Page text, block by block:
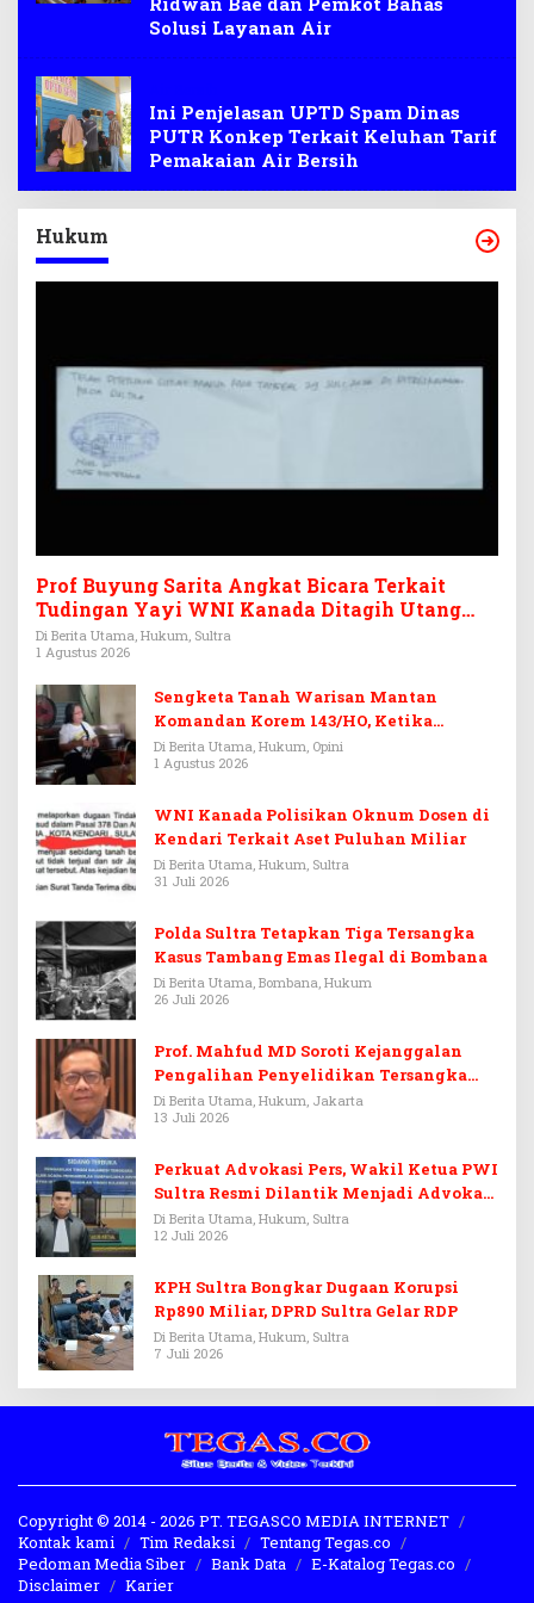
Solusi Layanan Air
Ini Penjelasan UPTD Spam Dinas
PUTR Konkep Terkait Keluhan Tarif
Pemakaian Air Bersih
Hukum
Prof Buyung Sarita Angkat Bicara Terkait
Tudingan Yayi WNI Kanada Ditagih Utang
Rp3,6 Miliar
Di Berita Utama, Hukum, Sultra
1 Agustus 2026
Sengketa Tanah Warisan Mantan
Komandan Korem 143/HO, Ketika
Warisan Menjadi Arena Pemerasan
Di Berita Utama, Hukum, Opini
1 Agustus 2026
WNI Kanada Polisikan Oknum Dosen di
Kendari Terkait Aset Puluhan Miliar
Di Berita Utama, Hukum, Sultra
31 Juli 2026
Polda Sultra Tetapkan Tiga Tersangka
Kasus Tambang Emas Ilegal di Bombana
Di Berita Utama, Bombana, Hukum
26 Juli 2026
Prof. Mahfud MD Soroti Kejanggalan
Pengalihan Penyelidikan Tersangka
Febrie Adriansyah
Di Berita Utama, Hukum, Jakarta
13 Juli 2026
Perkuat Advokasi Pers, Wakil Ketua PWI
Sultra Resmi Dilantik Menjadi Advokat
PERADI
Di Berita Utama, Hukum, Sultra
12 Juli 2026
KPH Sultra Bongkar Dugaan Korupsi
Rp890 Miliar, DPRD Sultra Gelar RDP
Di Berita Utama, Hukum, Sultra
7 Juli 2026
Copyright © 2014 - 2026 PT. TEGASCO MEDIA INTERNET
Kontak kami
Tim Redaksi
Tentang Tegas.co
Pedoman Media Siber
Bank Data
E-Katalog Tegas.co
Disclaimer
Karier